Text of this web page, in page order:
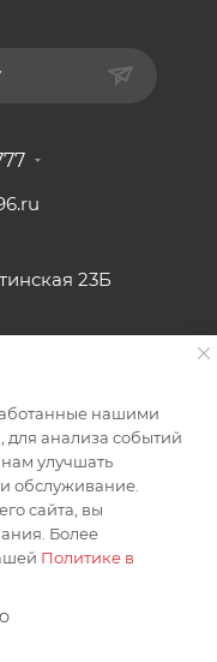
23Б
нашими
анализа событий
улучшать
обслуживание.
сайта, вы
Более
Политике в